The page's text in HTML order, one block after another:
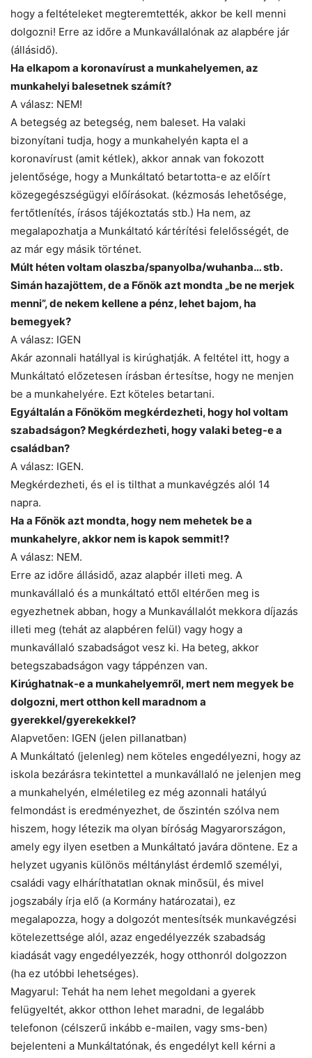
hogy a feltételeket megteremtették, akkor be kell menni
dolgozni! Erre az időre a Munkavállalónak az alapbére jár
(állásidő).
Ha elkapom a koronavírust a munkahelyemen, az
munkahelyi balesetnek számít?
A válasz: NEM!
A betegség az betegség, nem baleset. Ha valaki
bizonyítani tudja, hogy a munkahelyén kapta el a
koronavírust (amit kétlek), akkor annak van fokozott
jelentősége, hogy a Munkáltató betartotta-e az előírt
közegegészségügyi előírásokat. (kézmosás lehetősége,
fertőtlenítés, írásos tájékoztatás stb.) Ha nem, az
megalapozhatja a Munkáltató kártérítési felelősségét, de
az már egy másik történet.
Múlt héten voltam olaszba/spanyolba/wuhanba… stb.
Simán hazajöttem, de a Főnök azt mondta „be ne merjek
menni”, de nekem kellene a pénz, lehet bajom, ha
bemegyek?
A válasz: IGEN
Akár azonnali hatállyal is kirúghatják. A feltétel itt, hogy a
Munkáltató előzetesen írásban értesítse, hogy ne menjen
be a munkahelyére. Ezt köteles betartani.
Egyáltalán a Főnököm megkérdezheti, hogy hol voltam
szabadságon? Megkérdezheti, hogy valaki beteg-e a
családban?
A válasz: IGEN.
Megkérdezheti, és el is tilthat a munkavégzés alól 14
napra.
Ha a Főnök azt mondta, hogy nem mehetek be a
munkahelyre, akkor nem is kapok semmit!?
A válasz: NEM.
Erre az időre állásidő, azaz alapbér illeti meg. A
munkavállaló és a munkáltató ettől eltérően meg is
egyezhetnek abban, hogy a Munkavállalót mekkora díjazás
illeti meg (tehát az alapbéren felül) vagy hogy a
munkavállaló szabadságot vesz ki. Ha beteg, akkor
betegszabadságon vagy táppénzen van.
Kirúghatnak-e a munkahelyemről, mert nem megyek be
dolgozni, mert otthon kell maradnom a
gyerekkel/gyerekekkel?
Alapvetően: IGEN (jelen pillanatban)
A Munkáltató (jelenleg) nem köteles engedélyezni, hogy az
iskola bezárásra tekintettel a munkavállaló ne jelenjen meg
a munkahelyén, elméletileg ez még azonnali hatályú
felmondást is eredményezhet, de őszintén szólva nem
hiszem, hogy létezik ma olyan bíróság Magyarországon,
amely egy ilyen esetben a Munkáltató javára döntene. Ez a
helyzet ugyanis különös méltánylást érdemlő személyi,
családi vagy elháríthatatlan oknak minősül, és mivel
jogszabály írja elő (a Kormány határozatai), ez
megalapozza, hogy a dolgozót mentesítsék munkavégzési
kötelezettsége alól, azaz engedélyezzék szabadság
kiadását vagy engedélyezzék, hogy otthonról dolgozzon
(ha ez utóbbi lehetséges).
Magyarul: Tehát ha nem lehet megoldani a gyerek
felügyeltét, akkor otthon lehet maradni, de legalább
telefonon (célszerű inkább e-mailen, vagy sms-ben)
bejelenteni a Munkáltatónak, és engedélyt kell kérni a